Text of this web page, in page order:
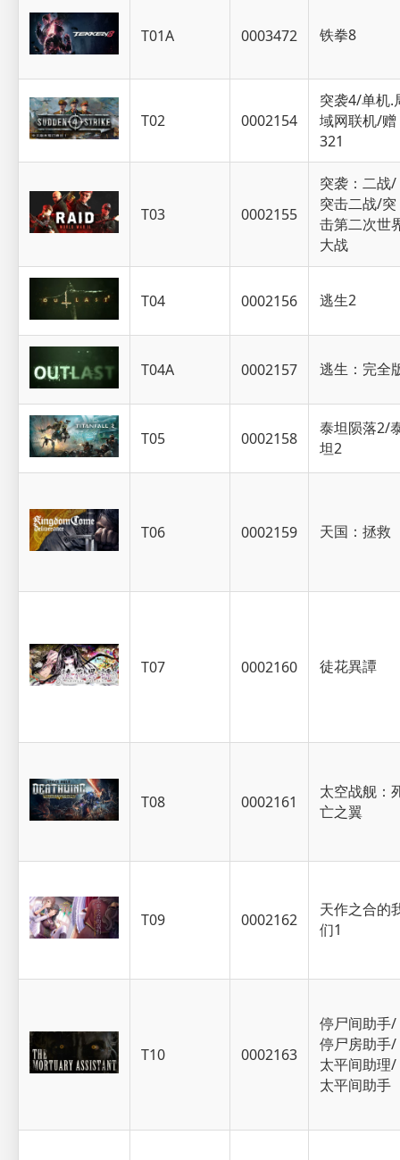
T01A 0003472 铁拳8
T02 0002154
突袭4/单机.
域网联机/赠
321
T03 0002155
突袭：二战/
突击二战/突
击第二次世
大战
T04 0002156 逃生2
T04A 0002157 逃生：完全
T05 0002158
泰坦陨落2/
坦2
T06 0002159 天国：拯救
T07 0002160 徒花異譚
T08 0002161
太空战舰：
亡之翼
T09 0002162
天作之合的
们1
T10 0002163
停尸间助手/
停尸房助手/
太平间助理/
太平间助手